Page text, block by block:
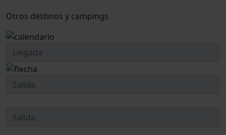
Otros destinos y campings